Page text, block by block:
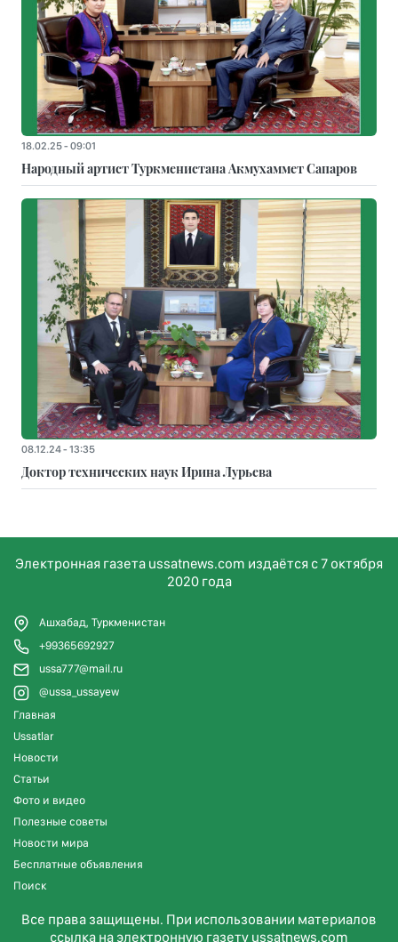
18.02.25 - 09:01
Народный артист Туркменистана Акмухаммет Сапаров
08.12.24 - 13:35
Доктор технических наук Ирина Лурьева
Электронная газета ussatnews.com издаётся с 7 октября
2020 года
Ашхабад, Туркменистан
+99365692927
ussa777@mail.ru
@ussa_ussayew
Главная
Ussatlar
Новости
Статьи
Фото и видео
Полезные советы
Новости мира
Бесплатные объявления
Поиск
Все права защищены. При использовании материалов
ссылка на электронную газету ussatnews.com